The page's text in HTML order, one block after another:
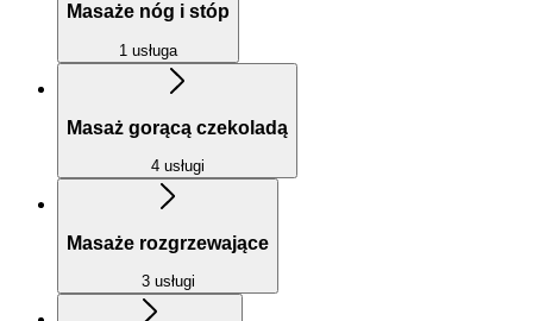
Masaże nóg i stóp
1 usługa
Masaż gorącą czekoladą
4 usługi
Masaże rozgrzewające
3 usługi